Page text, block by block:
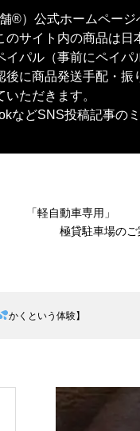
®︎）公式ホームペー
サイト内の商品は
イパル（事前にペイ
に商品発送手配・
ただきます。
などSNS投稿記事の
「軽自動車専
極貸駐車場のご
かくという体験】